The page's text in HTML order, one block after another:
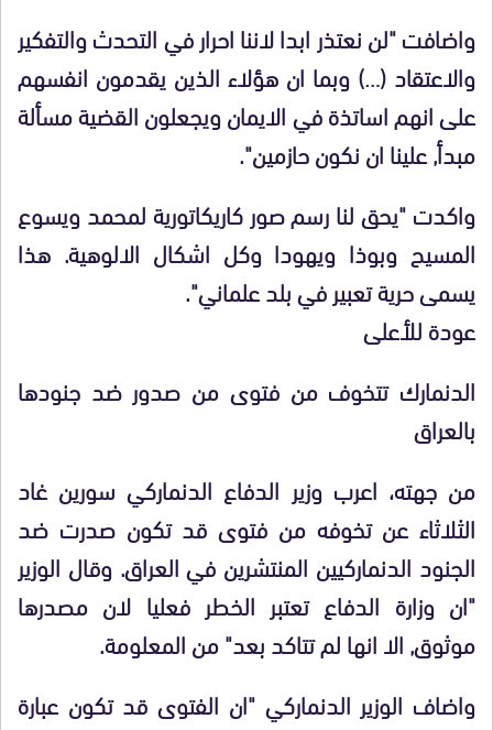
واضافت "لن نعتذر ابدا لاننا احرار في التحدث والتفكير
والاعتقاد (…) وبما ان هؤلاء الذين يقدمون انفسهم
على انهم اساتذة في الايمان ويجعلون القضية مسألة
مبدأ, علينا ان نكون حازمين".
واكدت "يحق لنا رسم صور كاريكاتورية لمحمد ويسوع
المسيح وبوذا ويهودا وكل اشكال الالوهية. هذا
يسمى حرية تعبير في بلد علماني".
عودة للأعلى
الدنمارك تتخوف من فتوى من صدور ضد جنودها
بالعراق
من جهته، اعرب وزير الدفاع الدنماركي سورين غاد
الثلاثاء عن تخوفه من فتوى قد تكون صدرت ضد
الجنود الدنماركيين المنتشرين في العراق. وقال الوزير
"ان وزارة الدفاع تعتبر الخطر فعليا لان مصدرها
موثوق, الا انها لم تتاكد بعد" من المعلومة.
واضاف الوزير الدنماركي "ان الفتوى قد تكون عبارة